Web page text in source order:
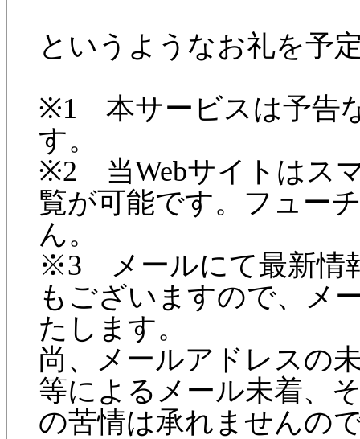
というようなお礼を予
※1 本サービスは予告
す。
※2 当Webサイトはス
覧が可能です。フュー
ん。
※3 メールにて最新情
もございますので、メ
たします。
尚、メールアドレスの
等によるメール未着、
の苦情は承れませんの